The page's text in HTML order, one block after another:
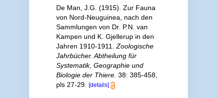
De Man, J.G. (1915). Zur Fauna
von Nord-Neuguinea, nach den
Sammlungen von Dr. P.N. van
Kampen und K. Gjellerup in den
Jahren 1910-1911. Zoologische
Jahrbücher. Abtheilung für
Systematik, Geographie und
Biologie der Thiere. 38: 385-458,
pls 27-29.
[details]